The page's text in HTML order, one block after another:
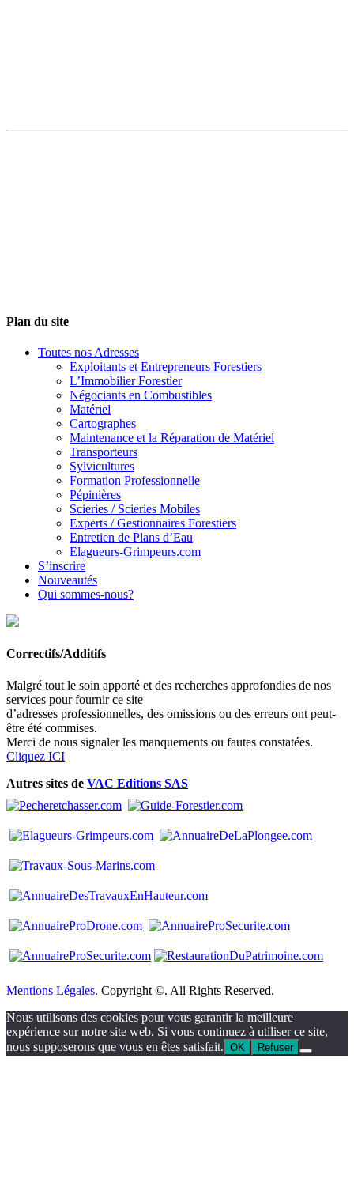
Plan du site
Toutes nos Adresses
Exploitants et Entrepreneurs Forestiers
L’Immobilier Forestier
Négociants en Combustibles
Matériel
Cartographes
Maintenance et la Réparation de Matériel
Transporteurs
Sylvicultures
Formation Professionnelle
Pépinières
Scieries / Scieries Mobiles
Experts / Gestionnaires Forestiers
Entretien de Plans d’Eau
Elagueurs-Grimpeurs.com
S’inscrire
Nouveautés
Qui sommes-nous?
Correctifs/Additifs
Malgré tout le soin apporté et des recherches approfondies de nos
services pour fournir ce site
d’adresses professionnelles, des omissions ou des erreurs ont peut-
être été commises.
Merci de nous signaler les manquements ou fautes constatées.
Cliquez ICI
Autres sites de VAC Editions SAS
Mentions Légales. Copyright ©. All Rights Reserved.
Nous utilisons des cookies pour vous garantir la meilleure
expérience sur notre site web. Si vous continuez à utiliser ce site,
nous supposerons que vous en êtes satisfait. OK Refuser